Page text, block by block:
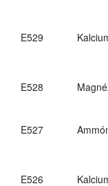
E529
E528
E527
E526